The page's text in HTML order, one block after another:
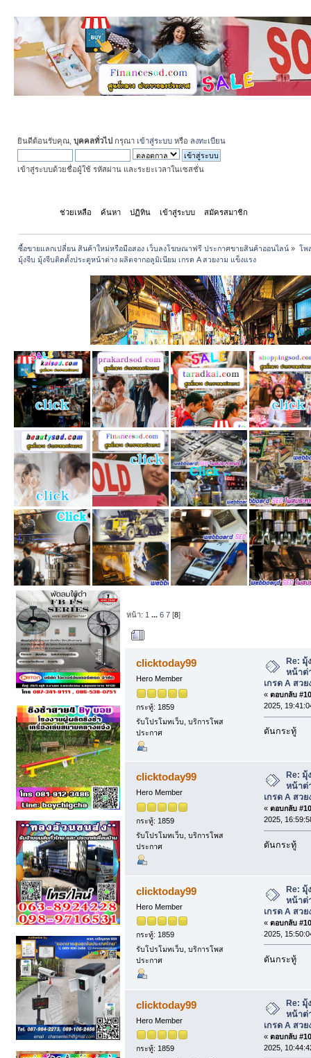
ยินดีต้อนรับคุณ, บุคคลทั่วไป กรุณา เข้าสู่ระบบ หรือ ลงทะเบียน
เข้าสู่ระบบด้วยชื่อผู้ใช้ รหัสผ่าน และระยะเวลาในเซสชั่น
ช่วยเหลือ ค้นหา ปฏิทิน เข้าสู่ระบบ สมัครสมาชิก
ซื้อขายแลกเปลี่ยน สินค้าใหม่หรือมือสอง เว็บลงโฆษณาฟรี ประกาศขายสินค้าออนไลน์ » โพ
มุุ้งจีบ มุุ้งจีบติดตั้งประตูหน้าต่าง ผลิตจากอลูมิเนียม เกรด A สวยงาม แข็งแรง
หน้า: 1 ...6 7 [8]
เกรด A สวยงาม แข็งแรง (อ่าน 14486 ค
clicktoday99
Hero Member
กระทู้: 1859
รับโปรโมทเว็บ, บริการโพส
ประกาศ
Re: มุุ้
หน้าต่
เกรด A สว
« ตอบกลับ
2025,
ดันกระทู้
clicktoday99
Hero Member
กระทู้: 1859
รับโปรโมทเว็บ, บริการโพส
ประกาศ
Re: มุุ้
หน้าต่
เกรด A สว
« ตอบกลับ
2025,
ดันกระทู้
clicktoday99
Hero Member
กระทู้: 1859
รับโปรโมทเว็บ, บริการโพส
ประกาศ
Re: มุุ้
หน้าต่
เกรด A สว
« ตอบกลับ
2025,
ดันกระทู้
clicktoday99
Hero Member
กระทู้: 1859
Re: มุุ้
หน้าต่
เกรด A สว
« ตอบกลับ
2025,